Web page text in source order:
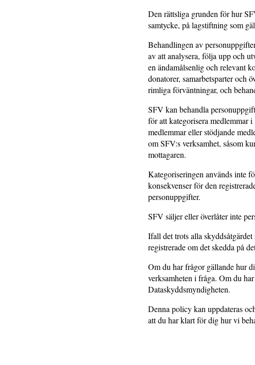
Den rättsliga grunden för hur
samtycke, på lagstiftning som
Behandlingen av
av att analysera, följa upp och
en ändamålsenlig och relevant
donatorer, samarbetsparter och
rimliga förväntningar, och
SFV kan behandla
för att kategorisera medlemmar
medlemmar eller stödjande
om SFV:s verksamhet, såsom
mottagaren.
Kategoriseringen används inte
konsekvenser för den
personuppgifter.
SFV säljer eller överlåter inte
Ifall det trots alla
registrerade om det skedda på
Om du har frågor gällande hur
verksamheten i fråga. Om du
Dataskyddsmyndigheten.
Denna policy kan uppdateras
att du har klart för dig hur vi